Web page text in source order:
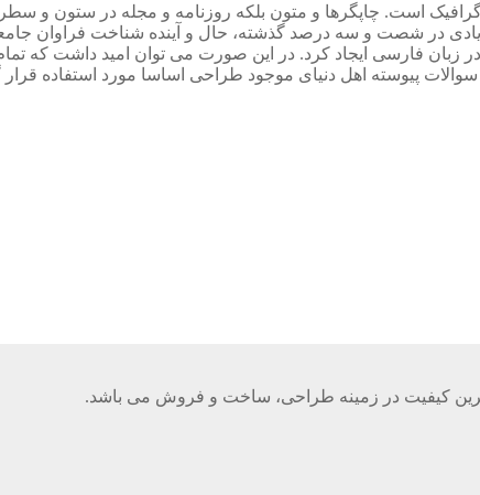
است. چاپگرها و متون بلکه روزنامه و مجله در ستون و
زیادی در شصت و سه درصد گذشته، حال و آینده شناخت فراوان
فارسی ایجاد کرد. در این صورت می توان امید داشت که
پیوسته اهل دنیای موجود طراحی اساسا مورد استفاده قرار
کیفیت در زمینه طراحی، ساخت و فروش می باشد.